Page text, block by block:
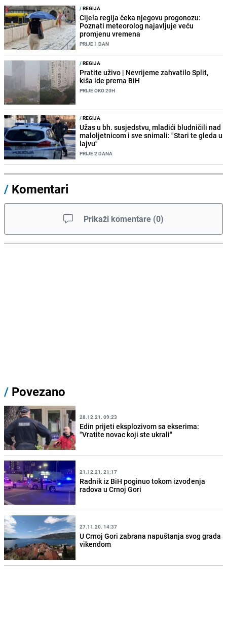
/REGIJA
Cijela regija čeka njegovu progonozu:
Poznati meteorolog najavljuje veću
promjenu vremena
PRIJE 1 DAN
/REGIJA
Pratite uživo | Nevrijeme zahvatilo Split,
kiša ide prema BiH
PRIJE OKO 20H
/REGIJA
Užas u bh. susjedstvu, mladići bludničili nad
maloljetnicom i sve snimali: "Stari te gleda u
lajvu"
PRIJE 2 DANA
/ Komentari
Prikaži komentare (0)
/ Povezano
28.12.21. 09:23
Edin prijeti eksplozivom sa ekserima:
"Vratite novac koji ste ukrali"
21.12.21. 21:17
Radnik iz BiH poginuo tokom izvođenja
radova u Crnoj Gori
27.11.20. 14:37
U Crnoj Gori zabrana napuštanja svog grada
vikendom